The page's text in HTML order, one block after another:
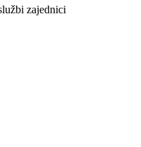
zajednici